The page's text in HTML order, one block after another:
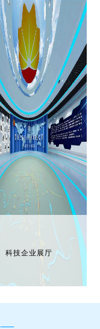
科技企业展厅